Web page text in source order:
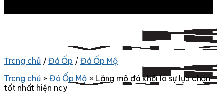
Trang chủ / Đá Ốp / Đá Ốp Mộ
Trang chủ » Đá Ốp Mộ » Lăng mộ đá khối là sự lựa chọn
tốt nhất hiện nay